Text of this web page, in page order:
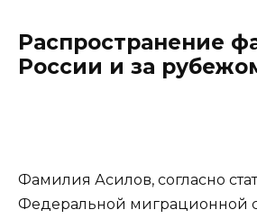
Распространение
России и за
Фамилия Асилов, согласно
Федеральной миграционной